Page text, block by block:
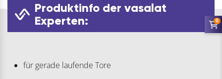
Produktinfo der vasalat
Experten:
für gerade laufende Tore
0